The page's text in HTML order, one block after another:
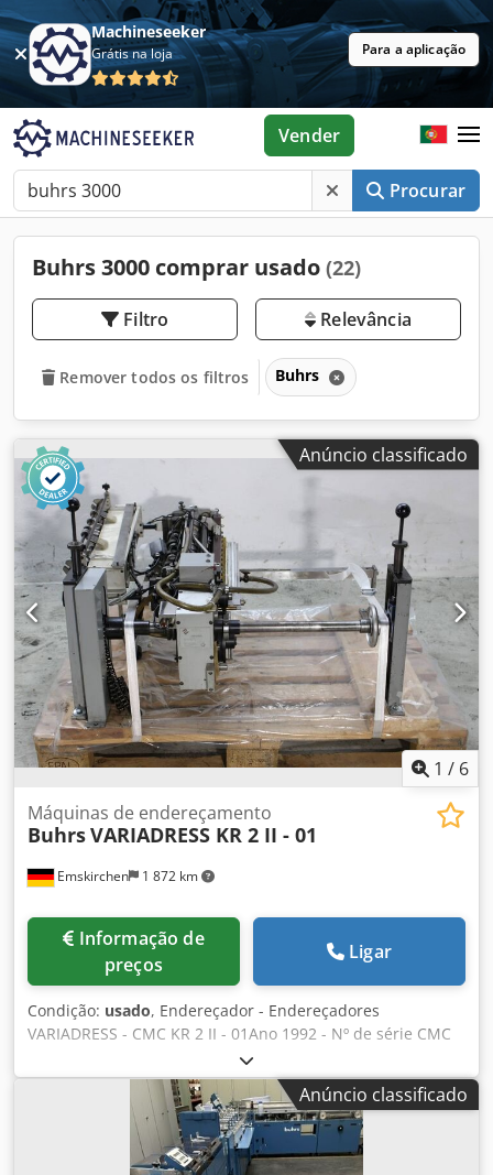
Machineseeker
Grátis na loja Para a aplicação
Procurar
Vender
Buhrs 3000 comprar usado (22)
Filtro Relevância
Remover todos os filtros Buhrs
Anúncio classificado
1 / 6
Emskirchen 1 872 km
Máquinas de endereçamento
BuhrsVARIADRESS KR 2 II - 01
preços
Ligar
Condição: usado, Endereçador - Endereçadores
VARIADRESS - CMC KR 2 II - 01Ano 1992 - Nº de série CMC
KR 2 II -01 Inspeção de vídeo online por Skype-Video
Ficaríamos muito satisfeitos com a sua visita - mais
máquinas em stock Disponível de imediato - Pode ser
inspeccionado Dsdpjh Ax Skefx Agdewa Emskirchen /
Nuremberga em stock - Pode ser testado
Anúncio classificado